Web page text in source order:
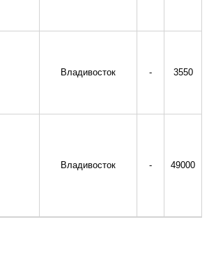
Владивосток - 3550
Владивосток - 49000